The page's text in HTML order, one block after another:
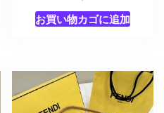
お買い物カゴに追加